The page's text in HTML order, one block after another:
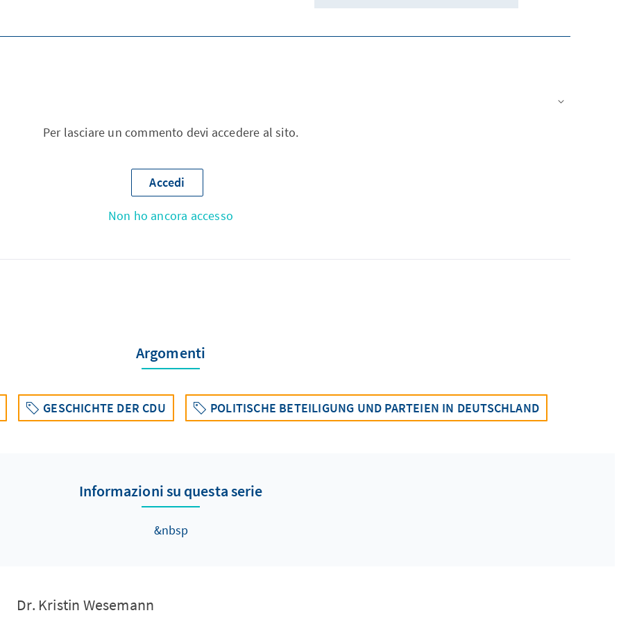
Per lasciare un commento devi accedere al sito.
Accedi
Non ho ancora accesso
Argomenti
GESCHICHTE DER CDU POLITISCHE BETEILIGUNG UND PARTEIEN IN DEUTSCHLAND
Informazioni su questa serie
&nbsp
Dr. Kristin Wesemann